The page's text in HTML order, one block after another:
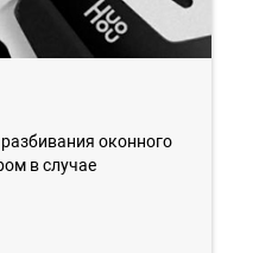
оконного
в случае